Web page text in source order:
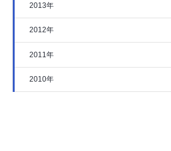
2013年
2012年
2011年
2010年